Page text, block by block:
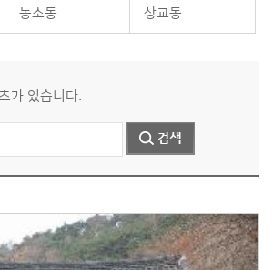
농소동 상교동
가 있습니다.